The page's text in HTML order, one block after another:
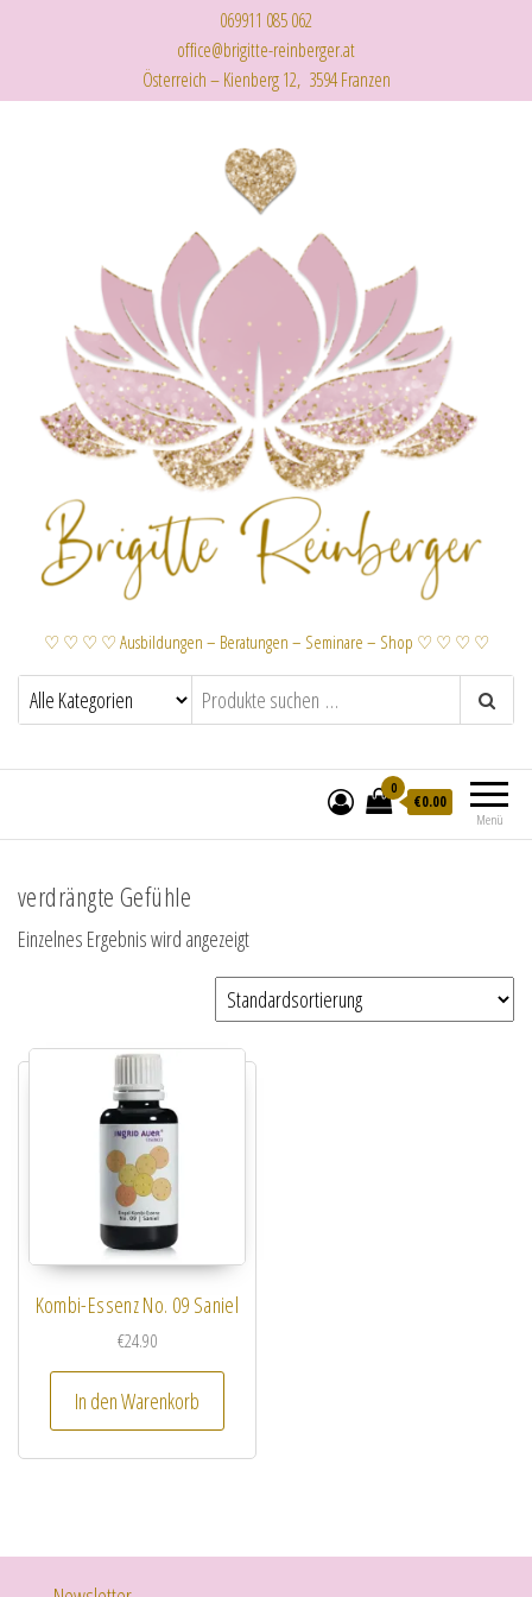
069911 085 062
office@brigitte-reinberger.at
Österreich – Kienberg 12, 3594 Franzen
♡ ♡ ♡ ♡ Ausbildungen – Beratungen – Seminare – Shop ♡ ♡ ♡ ♡
Menü
0
€0.00
verdrängte Gefühle
Einzelnes Ergebnis wird angezeigt
Kombi-Essenz No. 09 Saniel
€24.90
In den Warenkorb